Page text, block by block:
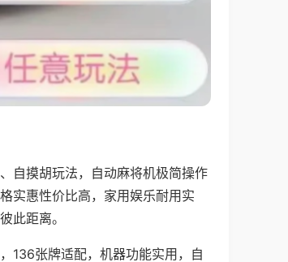
自摸胡玩法，自动麻将机极简操作
实惠性价比高，家用娱乐耐用实
此距离。
136张牌适配，机器功能实用，自